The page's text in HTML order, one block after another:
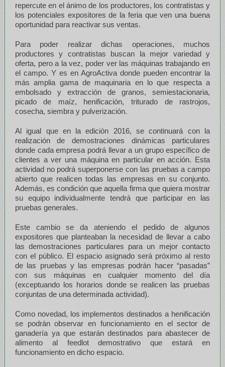
repercute en el ánimo de los productores, los contratistas y
los potenciales expositores de la feria que ven una buena
oportunidad para reactivar sus ventas.
Para poder realizar dichas operaciones, muchos
productores y contratistas buscan la mejor variedad y
oferta, pero a la vez, poder ver las máquinas trabajando en
el campo. Y es en AgroActiva donde pueden encontrar la
más amplia gama de maquinaria en lo que respecta a
embolsado y extracción de granos, semiestacionaria,
picado de maíz, henificación, triturado de rastrojos,
cosecha, siembra y pulverización.
Al igual que en la edición 2016, se continuará con la
realización de demostraciones dinámicas particulares
donde cada empresa podrá llevar a un grupo específico de
clientes a ver una máquina en particular en acción. Esta
actividad no podrá superponerse con las pruebas a campo
abierto que realicen todas las empresas en su conjunto.
Además, es condición que aquella firma que quiera mostrar
su equipo individualmente tendrá que participar en las
pruebas generales.
Este cambio se da ateniendo el pedido de algunos
expositores que planteaban la necesidad de llevar a cabo
las demostraciones particulares para un mejor contacto
con el público. El espacio asignado será próximo al resto
de las pruebas y las empresas podrán hacer “pasadas”
con sus máquinas en cualquier momento del día
(exceptuando los horarios donde se realicen las pruebas
conjuntas de una determinada actividad).
Como novedad, los implementos destinados a henificación
se podrán observar en funcionamiento en el sector de
ganadería ya que estarán destinados para abastecer de
alimento al feedlot demostrativo que estará en
funcionamiento en dicho espacio.